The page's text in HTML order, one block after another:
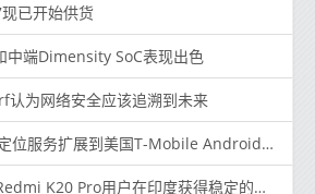
已开始供货
中端Dimensity SoC表现出色
认为网络安全应该追溯到未来
位服务扩展到美国T-Mobile Android用户
K20 Pro用户在印度获得稳定的MIUI 12更新